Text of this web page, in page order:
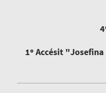
1º Accésit